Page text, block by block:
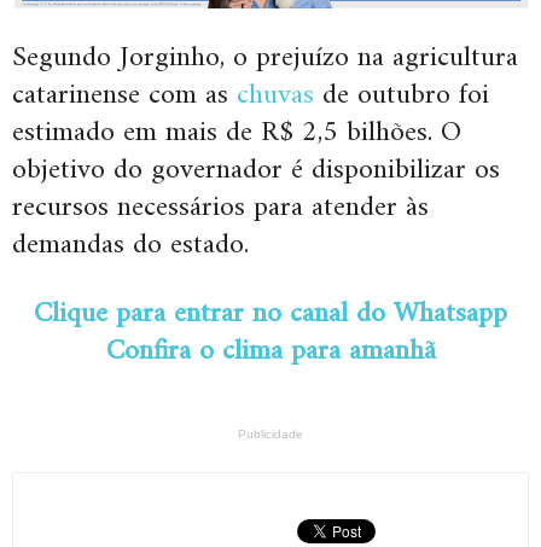
Segundo Jorginho, o prejuízo na agricultura
catarinense com as chuvas de outubro foi
estimado em mais de R$ 2,5 bilhões. O
objetivo do governador é disponibilizar os
recursos necessários para atender às
demandas do estado.
Clique para entrar no canal do Whatsapp
Confira o clima para amanhã
Publicidade